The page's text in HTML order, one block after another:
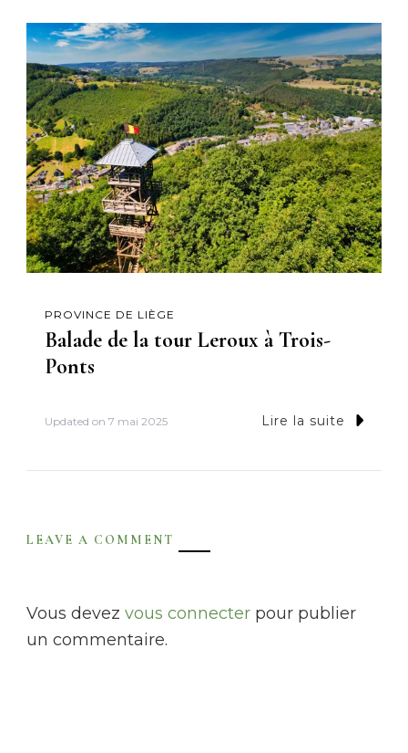
PROVINCE DE LIÈGE
Balade de la tour Leroux à Trois-
Ponts
Updated on 7 mai 2025 Lire la suite
LEAVE A COMMENT
Vous devez vous connecter pour publier
un commentaire.